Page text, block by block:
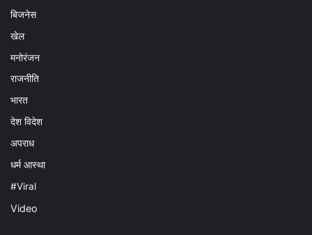
बिजनेस
खेल
मनोरंजन
राजनीति
भारत
देश विदेश
अपराध
धर्म आस्था
#Viral
Video